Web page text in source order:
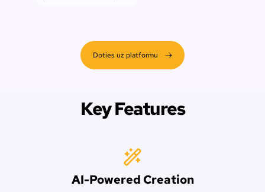
Doties uz platformu
Key Features
AI-Powered Creation